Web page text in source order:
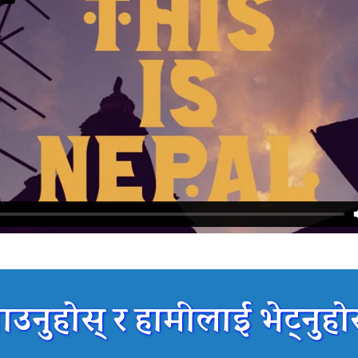
र हामीलाई